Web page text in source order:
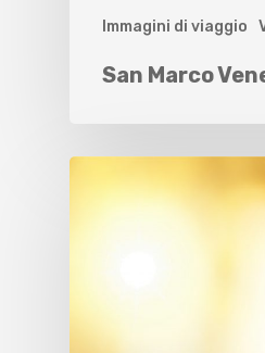
Immagini di viaggio
San Marco